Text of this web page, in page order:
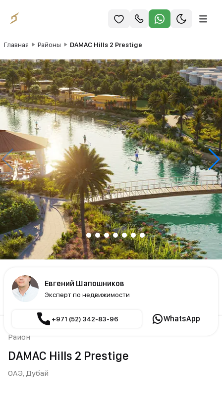
Главная Районы DAMAC Hills 2 Prestige
Район
DAMAC Hills 2 Prestige
ОАЭ,Дубай
Евгений Шапошников
Эксперт по недвижимости
+971 (52) 342-83-96 WhatsApp